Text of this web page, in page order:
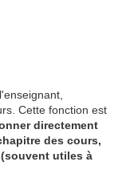
Cette fonction est
directement
des cours,
utiles à